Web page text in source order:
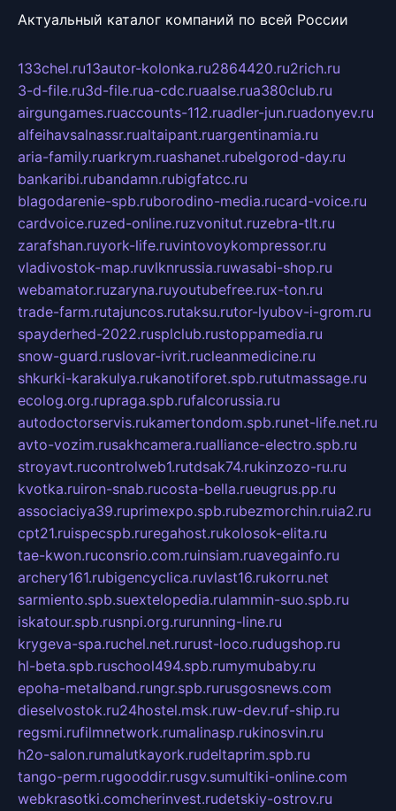
Актуальный каталог компаний по всей России
133chel.ru13autor-kolonka.ru2864420.ru2rich.ru
3-d-file.ru3d-file.rua-cdc.ruaalse.rua380club.ru
airgungames.ruaccounts-112.ruadler-jun.ruadonyev.ru
alfeihavsalnassr.rualtaipant.ruargentinamia.ru
aria-family.ruarkrym.ruashanet.rubelgorod-day.ru
bankaribi.rubandamn.rubigfatcc.ru
blagodarenie-spb.ruborodino-media.rucard-voice.ru
cardvoice.ruzed-online.ruzvonitut.ruzebra-tlt.ru
zarafshan.ruyork-life.ruvintovoykompressor.ru
vladivostok-map.ruvlknrussia.ruwasabi-shop.ru
webamator.ruzaryna.ruyoutubefree.rux-ton.ru
trade-farm.rutajuncos.rutaksu.rutor-lyubov-i-grom.ru
spayderhed-2022.rusplclub.rustoppamedia.ru
snow-guard.ruslovar-ivrit.rucleanmedicine.ru
shkurki-karakulya.rukanotiforet.spb.rututmassage.ru
ecolog.org.rupraga.spb.rufalcorussia.ru
autodoctorservis.rukamertondom.spb.runet-life.net.ru
avto-vozim.rusakhcamera.rualliance-electro.spb.ru
stroyavt.rucontrolweb1.rutdsak74.rukinzozo-ru.ru
kvotka.ruiron-snab.rucosta-bella.rueugrus.pp.ru
associaciya39.ruprimexpo.spb.rubezmorchin.ruia2.ru
cpt21.ruispecspb.ruregahost.rukolosok-elita.ru
tae-kwon.ruconsrio.com.ruinsiam.ruavegainfo.ru
archery161.rubigencyclica.ruvlast16.rukorru.net
sarmiento.spb.suextelopedia.rulammin-suo.spb.ru
iskatour.spb.rusnpi.org.rurunning-line.ru
krygeva-spa.ruchel.net.rurust-loco.rudugshop.ru
hl-beta.spb.ruschool494.spb.rumymubaby.ru
epoha-metalband.rungr.spb.rurusgosnews.com
dieselvostok.ru24hostel.msk.ruw-dev.ruf-ship.ru
regsmi.rufilmnetwork.rumalinasp.rukinosvin.ru
h2o-salon.rumalutkayork.rudeltaprim.spb.ru
tango-perm.rugooddir.rusgv.sumultiki-online.com
webkrasotki.comcherinvest.rudetskiy-ostrov.ru